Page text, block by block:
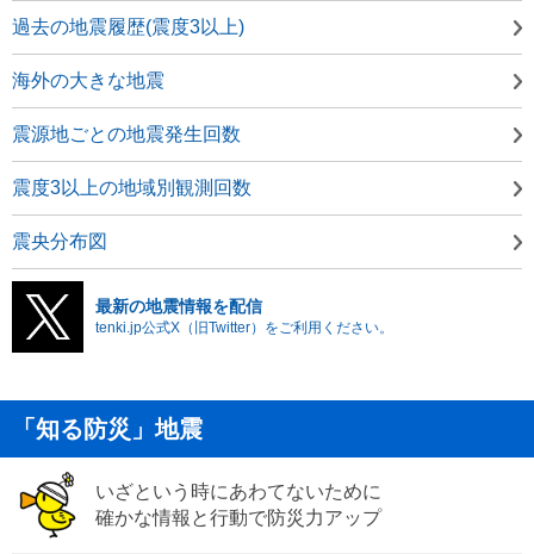
過去の地震履歴(震度3以上)
海外の大きな地震
震源地ごとの地震発生回数
震度3以上の地域別観測回数
震央分布図
最新の地震情報を配信
tenki.jp公式X（旧Twitter）をご利用ください。
「知る防災」地震
いざという時にあわてないために
確かな情報と行動で防災力アップ